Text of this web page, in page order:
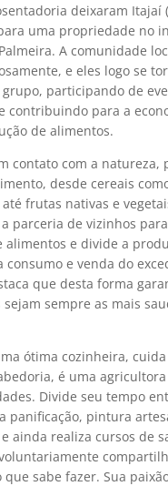
deixaram Itajaí
uma propriedade no
A comunidade
e eles logo se
participando de
contribuindo para a
de alimentos.
contato com a natureza,
desde cereais
frutas nativas e
parceria de vizinhos
alimentos e divide a
consumo e venda do
que desta forma
sempre as mais
ótima cozinheira,
é uma agricultora
Divide seu tempo
panificação, pintura
ainda realiza cursos de
sabe fazer. Sua